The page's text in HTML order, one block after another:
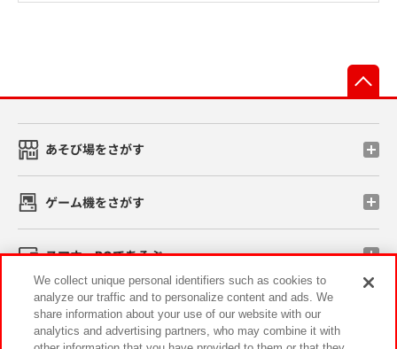
あそび場をさがす
ゲーム機をさがす
スマホ・PCであそぶ
イベント・キャンペーン
We collect unique personal identifiers such as cookies to
analyze our traffic and to personalize content and ads. We
share information about your use of our website with our
analytics and advertising partners, who may combine it with